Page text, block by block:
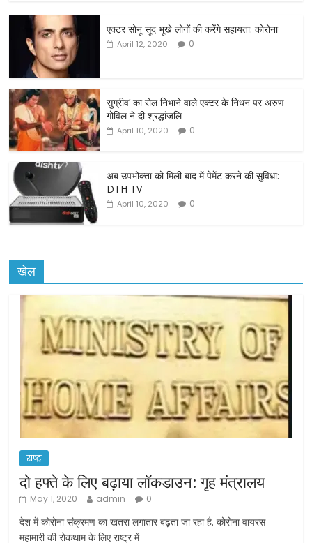
c
e
b
o
o
k
itt
er
ar
e
एक्टर सोनू सूद भूखे लोगों की करेंगे सहायता: कोरोना
April 12, 2020 0
सुग्रीव’ का रोल निभाने वाले एक्टर के निधन पर अरुण
गोविल ने दी श्रद्धांजलि
April 10, 2020 0
अब उपभोक्ता को मिली बाद में पेमेंट करने की सुविधा:
DTH TV
April 10, 2020 0
खेल
राष्ट्र
दो हफ्ते के लिए बढ़ाया लॉकडाउन: गृह मंत्रालय
May 1, 2020 admin 0
देश में कोरोना संक्रमण का खतरा लगातार बढ़ता जा रहा है. कोरोना वायरस
महामारी की रोकथाम के लिए राष्ट्र में